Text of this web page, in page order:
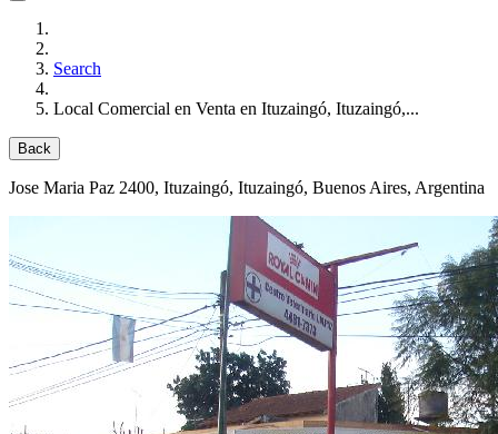
Search
Local Comercial en Venta en Ituzaingó, Ituzaingó,...
Back
Jose Maria Paz 2400, Ituzaingó, Ituzaingó, Buenos Aires, Argentina